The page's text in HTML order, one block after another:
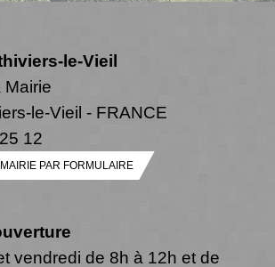
le-Vieil
Mairie
le-Vieil - FRANCE
12
PAR FORMULAIRE
vendredi de 8h à 12h et de